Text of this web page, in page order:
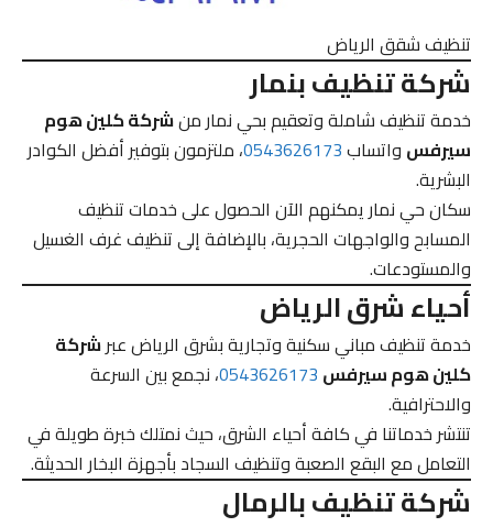
تنظيف شقق الرياض
شركة تنظيف بنمار
خدمة تنظيف شاملة وتعقيم بحي نمار منشركة كلين هوم
سيرفسواتساب0543626173، ملتزمون بتوفير أفضل الكوادر
البشرية.
سكان حي نمار يمكنهم الآن الحصول على خدمات تنظيف
المسابح والواجهات الحجرية، بالإضافة إلى تنظيف غرف الغسيل
والمستودعات.
أحياء شرق الرياض
خدمة تنظيف مباني سكنية وتجارية بشرق الرياض عبرشركة
كلين هوم سيرفس0543626173، نجمع بين السرعة
والاحترافية.
تنتشر خدماتنا في كافة أحياء الشرق، حيث نمتلك خبرة طويلة في
التعامل مع البقع الصعبة وتنظيف السجاد بأجهزة البخار الحديثة.
شركة تنظيف بالرمال